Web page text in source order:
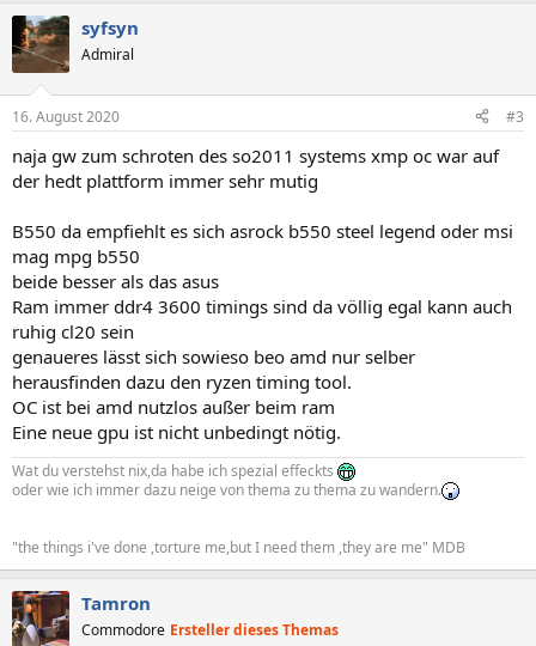
syfsyn
Admiral
16. August 2020 #3
naja gw zum schroten des so2011 systems xmp oc war auf
der hedt plattform immer sehr mutig
B550 da empfiehlt es sich asrock b550 steel legend oder msi
mag mpg b550
beide besser als das asus
Ram immer ddr4 3600 timings sind da völlig egal kann auch
ruhig cl20 sein
genaueres lässt sich sowieso beo amd nur selber
herausfinden dazu den ryzen timing tool.
OC ist bei amd nutzlos außer beim ram
Eine neue gpu ist nicht unbedingt nötig.
Wat du verstehst nix,da habe ich spezial effeckts
oder wie ich immer dazu neige von thema zu thema zu wandern.
"the things i've done ,torture me,but I need them ,they are me" MDB
Tamron
Commodore Ersteller dieses Themas